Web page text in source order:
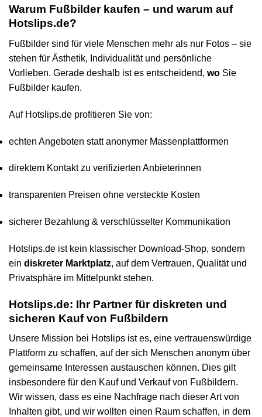
Warum Fußbilder kaufen – und warum auf
Hotslips.de?
Fußbilder sind für viele Menschen mehr als nur Fotos – sie
stehen für Ästhetik, Individualität und persönliche
Vorlieben. Gerade deshalb ist es entscheidend, wo Sie
Fußbilder kaufen.
Auf Hotslips.de profitieren Sie von:
echten Angeboten statt anonymer Massenplattformen
direktem Kontakt zu verifizierten Anbieterinnen
transparenten Preisen ohne versteckte Kosten
sicherer Bezahlung & verschlüsselter Kommunikation
Hotslips.de ist kein klassischer Download-Shop, sondern
ein diskreter Marktplatz, auf dem Vertrauen, Qualität und
Privatsphäre im Mittelpunkt stehen.
Hotslips.de: Ihr Partner für diskreten und
sicheren Kauf von Fußbildern
Unsere Mission bei Hotslips ist es, eine vertrauenswürdige
Plattform zu schaffen, auf der sich Menschen anonym über
gemeinsame Interessen austauschen können. Dies gilt
insbesondere für den Kauf und Verkauf von Fußbildern.
Wir wissen, dass es eine Nachfrage nach dieser Art von
Inhalten gibt, und wir wollten einen Raum schaffen, in dem